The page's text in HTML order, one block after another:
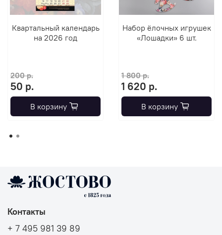
Квартальный календарь
на 2026 год
200 р.
50 р.
В корзину
Набор ёлочных игрушек
«Лошадки» 6 шт.
1 800 р.
1 620 р.
В корзину
Контакты
+ 7 495 981 39 89